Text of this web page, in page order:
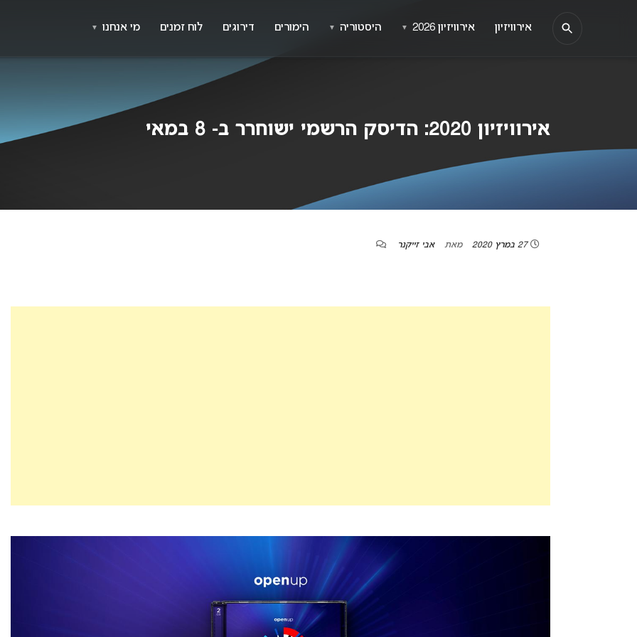
אירוויזיון 2020: הדיסק הרשמי ישוחרר ב- 8 במאי
27 במרץ 2020 מאת אבי זייקנר
אירוויזיון אירוויזיון 2026 ▼ היסטוריה ▼ הימורים דירוגים לוח זמנים מי אנחנו ▼